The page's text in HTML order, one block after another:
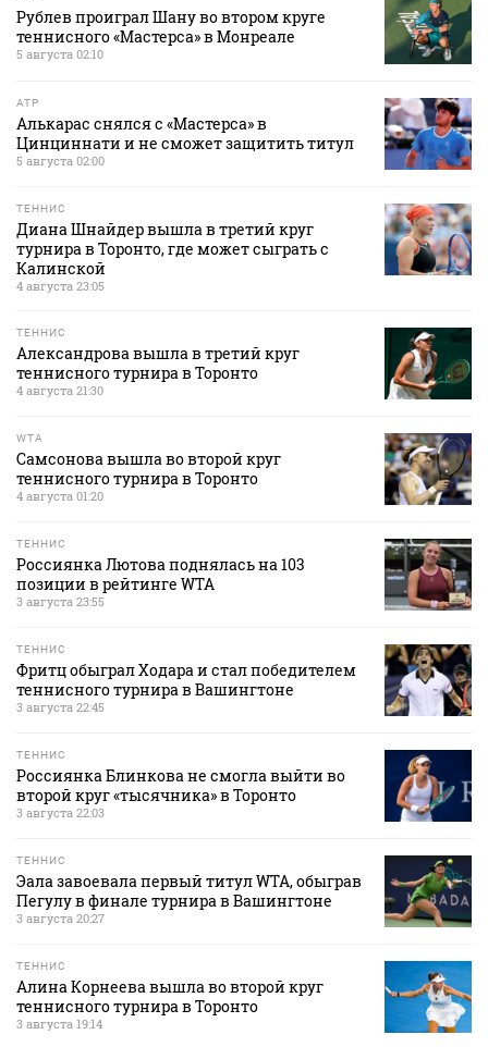
Рублев проиграл Шану во втором круге
теннисного «Мастерса» в Монреале
5 августа 02:10
ATP
Алькарас снялся с «Мастерса» в
Цинциннати и не сможет защитить титул
5 августа 02:00
ТЕННИС
Диана Шнайдер вышла в третий круг
турнира в Торонто, где может сыграть с
Калинской
4 августа 23:05
ТЕННИС
Александрова вышла в третий круг
теннисного турнира в Торонто
4 августа 21:30
WTA
Самсонова вышла во второй круг
теннисного турнира в Торонто
4 августа 01:20
ТЕННИС
Россиянка Лютова поднялась на 103
позиции в рейтинге WTA
3 августа 23:55
ТЕННИС
Фритц обыграл Ходара и стал победителем
теннисного турнира в Вашингтоне
3 августа 22:45
ТЕННИС
Россиянка Блинкова не смогла выйти во
второй круг «тысячника» в Торонто
3 августа 22:03
ТЕННИС
Эала завоевала первый титул WTA, обыграв
Пегулу в финале турнира в Вашингтоне
3 августа 20:27
ТЕННИС
Алина Корнеева вышла во второй круг
теннисного турнира в Торонто
3 августа 19:14